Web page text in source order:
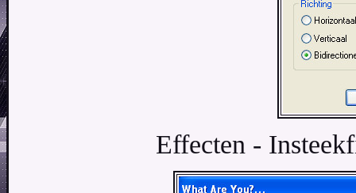
Effecten -